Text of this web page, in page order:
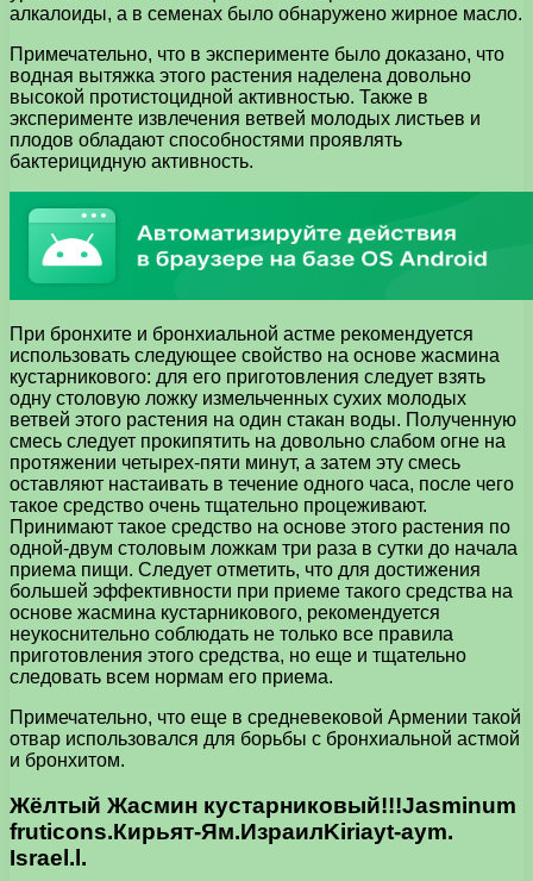
алкалоиды, а в семенах было обнаружено жирное масло.
Примечательно, что в эксперименте было доказано, что
водная вытяжка этого растения наделена довольно
высокой протистоцидной активностью. Также в
эксперименте извлечения ветвей молодых листьев и
плодов обладают способностями проявлять
бактерицидную активность.
При бронхите и бронхиальной астме рекомендуется
использовать следующее свойство на основе жасмина
кустарникового: для его приготовления следует взять
одну столовую ложку измельченных сухих молодых
ветвей этого растения на один стакан воды. Полученную
смесь следует прокипятить на довольно слабом огне на
протяжении четырех-пяти минут, а затем эту смесь
оставляют настаивать в течение одного часа, после чего
такое средство очень тщательно процеживают.
Принимают такое средство на основе этого растения по
одной-двум столовым ложкам три раза в сутки до начала
приема пищи. Следует отметить, что для достижения
большей эффективности при приеме такого средства на
основе жасмина кустарникового, рекомендуется
неукоснительно соблюдать не только все правила
приготовления этого средства, но еще и тщательно
следовать всем нормам его приема.
Примечательно, что еще в средневековой Армении такой
отвар использовался для борьбы с бронхиальной астмой
и бронхитом.
Жёлтый Жасмин кустарниковый!!!Jasminum
fruticons.Кирьят-Ям.ИзраилKiriayt-aym.
Israel.l.